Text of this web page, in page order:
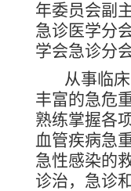
年委员会副
急诊医学分
学会急诊分
从事临
丰富的急危
熟练掌握各
血管疾病急
急性感染的
诊治，急诊